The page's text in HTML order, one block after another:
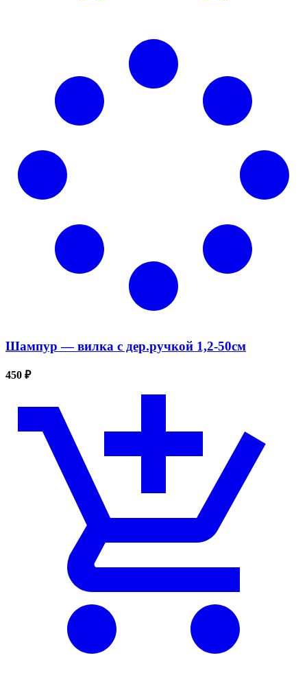
Шампур — вилка с дер.ручкой 1,2-50см
450 ₽